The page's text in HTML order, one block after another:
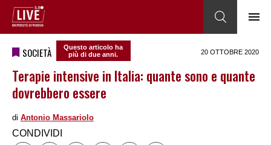
SOCIETÀ
Questo articolo ha
più di due anni.
20 OTTOBRE 2020
Terapie intensive in Italia: quante sono e quante
dovrebbero essere
di Antonio Massariolo
CONDIVIDI